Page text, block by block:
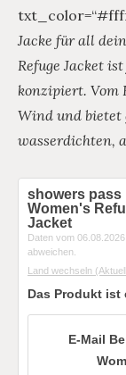
Jacke für all
Refuge Jacket
konzipiert. Vom
Wind und bietet
wasserdichten,
showers pass
Women's
Jacket
Daten vom
abweichen.
Land wechseln
Das Produkt ist
E-Mail